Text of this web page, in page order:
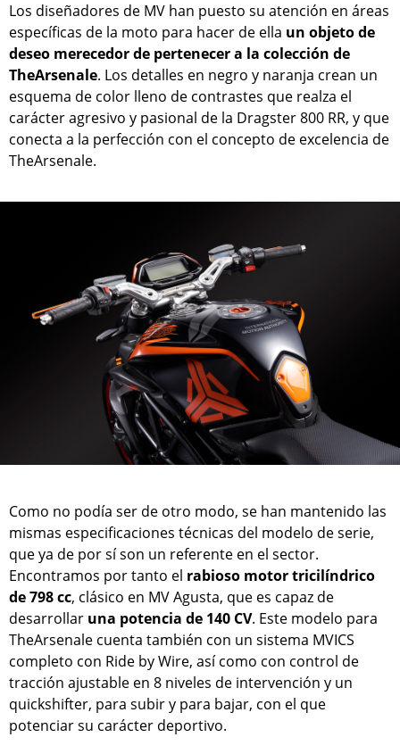
Los diseñadores de MV han puesto su atención en áreas
específicas de la moto para hacer de ella un objeto de
deseo merecedor de pertenecer a la colección de
TheArsenale. Los detalles en negro y naranja crean un
esquema de color lleno de contrastes que realza el
carácter agresivo y pasional de la Dragster 800 RR, y que
conecta a la perfección con el concepto de excelencia de
TheArsenale.
Como no podía ser de otro modo, se han mantenido las
mismas especificaciones técnicas del modelo de serie,
que ya de por sí son un referente en el sector.
Encontramos por tanto el rabioso motor tricilíndrico
de 798 cc, clásico en MV Agusta, que es capaz de
desarrollar una potencia de 140 CV. Este modelo para
TheArsenale cuenta también con un sistema MVICS
completo con Ride by Wire, así como con control de
tracción ajustable en 8 niveles de intervención y un
quickshifter, para subir y para bajar, con el que
potenciar su carácter deportivo.